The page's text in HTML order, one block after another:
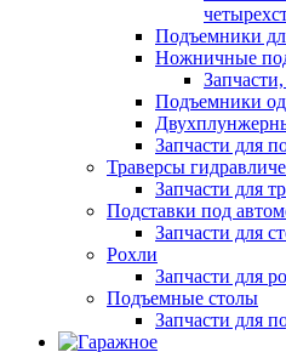
Подъемники
Ножничные
Подъемники
Запчасти для
Траверсы
Запчасти для
Подставки под
Запчасти для
Рохли
Запчасти для
Подъемные столы
Запчасти для